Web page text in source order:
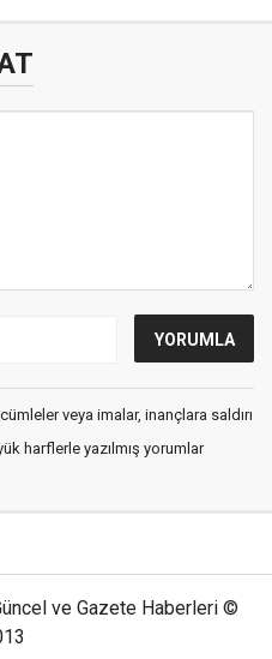
veya imalar, inançlara saldırı
harflerle yazılmış yorumlar
ve Gazete Haberleri ©